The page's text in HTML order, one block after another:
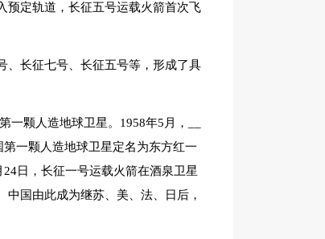
预定轨道，长征五号运载火箭首次飞
、长征七号、长征五号等，形成了具
一颗人造地球卫星。1958年5月，__
一颗人造地球卫星定名为东方红一
日，长征一号运载火箭在酒泉卫星
国由此成为继苏、美、法、日后，